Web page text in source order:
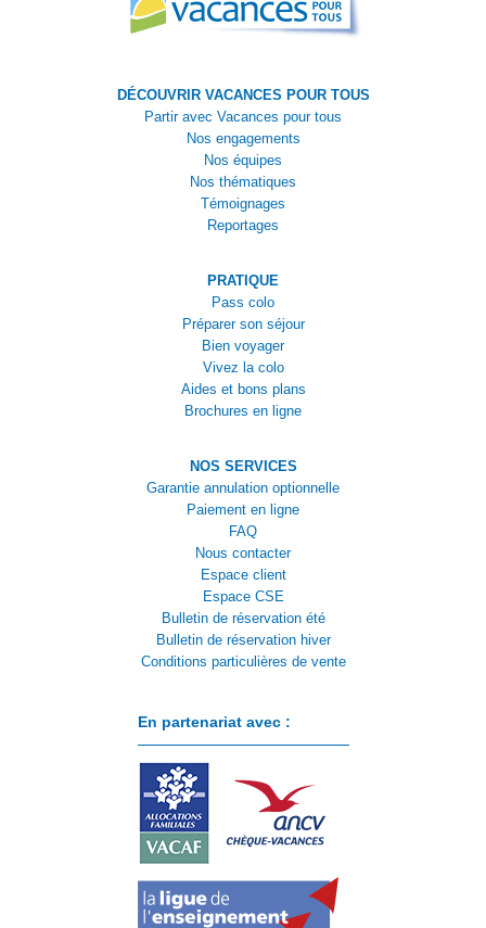
DÉCOUVRIR VACANCES POUR TOUS
Partir avec Vacances pour tous
Nos engagements
Nos équipes
Nos thématiques
Témoignages
Reportages
PRATIQUE
Pass colo
Préparer son séjour
Bien voyager
Vivez la colo
Aides et bons plans
Brochures en ligne
NOS SERVICES
Garantie annulation optionnelle
Paiement en ligne
FAQ
Nous contacter
Espace client
Espace CSE
Bulletin de réservation été
Bulletin de réservation hiver
Conditions particulières de vente
En partenariat avec :